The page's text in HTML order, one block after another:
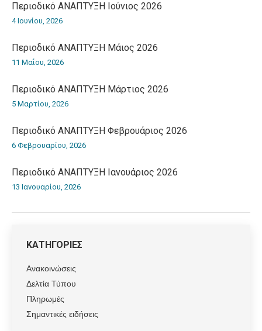
Περιοδικό ΑΝΑΠΤΥΞΗ Ιούνιος 2026
4 Ιουνίου, 2026
Περιοδικό ΑΝΑΠΤΥΞΗ Μάιος 2026
11 Μαΐου, 2026
Περιοδικό ΑΝΑΠΤΥΞΗ Μάρτιος 2026
5 Μαρτίου, 2026
Περιοδικό ΑΝΑΠΤΥΞΗ Φεβρουάριος 2026
6 Φεβρουαρίου, 2026
Περιοδικό ΑΝΑΠΤΥΞΗ Ιανουάριος 2026
13 Ιανουαρίου, 2026
ΚΑΤΗΓΟΡΙΕΣ
Ανακοινώσεις
Δελτία Τύπου
Πληρωμές
Σημαντικές ειδήσεις